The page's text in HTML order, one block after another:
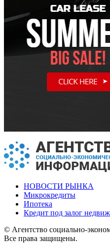
НОВОСТИ РЫНКА
Микрокредиты
Ипотека
Кредит под залог
© Агентство социально-
Все права защищены.